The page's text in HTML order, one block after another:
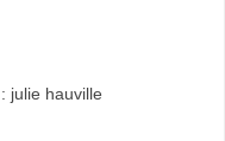
julie hauville